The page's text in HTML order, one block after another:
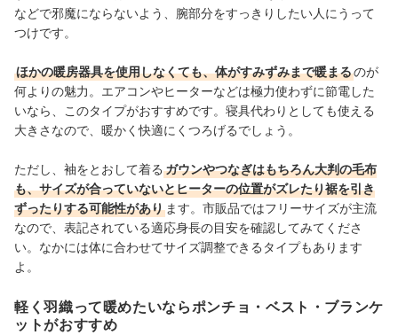
などで邪魔にならないよう、腕部分をすっきりしたい人にうって
つけです。
ほかの暖房器具を使用しなくても、体がすみずみまで暖まるのが
何よりの魅力。エアコンやヒーターなどは極力使わずに節電した
いなら、このタイプがおすすめです。寝具代わりとしても使える
大きさなので、暖かく快適にくつろげるでしょう。
ただし、袖をとおして着る ガウンやつなぎはもちろん大判の毛布
も、サイズが合っていないとヒーターの位置がズレたり裾を引き
ずったりする可能性があり ます。市販品ではフリーサイズが主流
なので、表記されている適応身長の目安を確認してみてくださ
い。なかには体に合わせてサイズ調整できるタイプもあります
よ。
軽く羽織って暖めたいならポンチョ・ベスト・ブランケ
ットがおすすめ